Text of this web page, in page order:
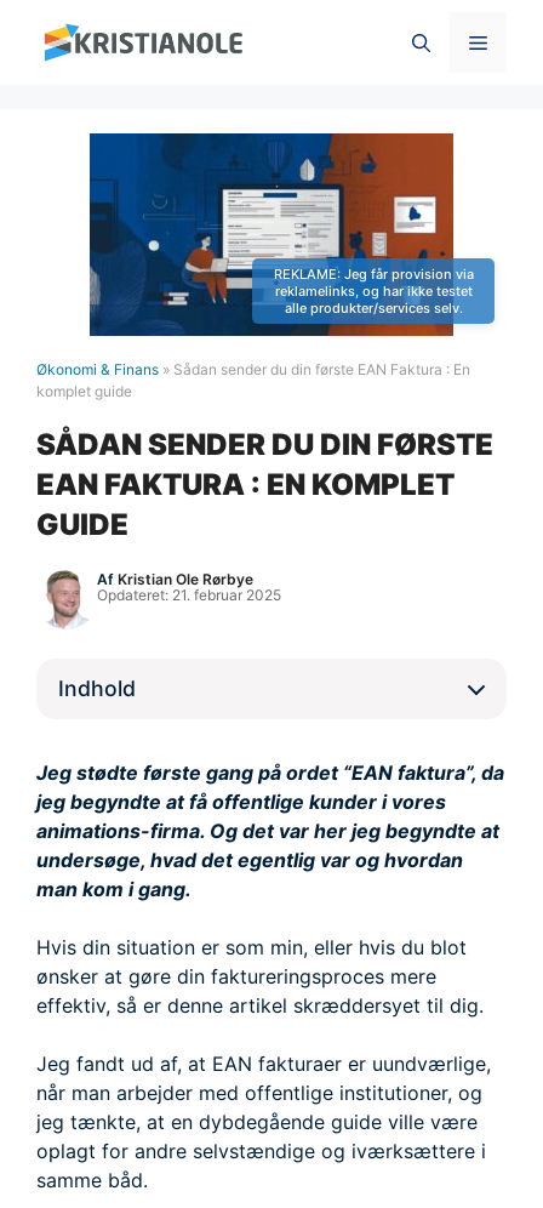
Menu
Økonomi & Finans » Sådan sender du din første EAN Faktura : En
komplet guide
SÅDAN SENDER DU DIN FØRSTE
EAN FAKTURA : EN KOMPLET
GUIDE
Af Kristian Ole Rørbye
Opdateret: 21. februar 2025
Indhold
Jeg stødte første gang på ordet “EAN faktura”, da
jeg begyndte at få offentlige kunder i vores
animations-firma. Og det var her jeg begyndte at
undersøge, hvad det egentlig var og hvordan
man kom i gang.
Hvis din situation er som min, eller hvis du blot
ønsker at gøre din faktureringsproces mere
effektiv, så er denne artikel skræddersyet til dig.
Jeg fandt ud af, at EAN fakturaer er uundværlige,
når man arbejder med offentlige institutioner, og
jeg tænkte, at en dybdegående guide ville være
oplagt for andre selvstændige og iværksættere i
samme båd.